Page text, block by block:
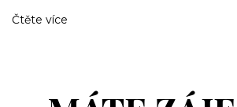
Čtěte více